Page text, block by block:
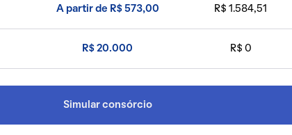
A partir de R$ 573,00 R$ 1.584,51
R$ 20.000 R$ 0
Simular consórcio